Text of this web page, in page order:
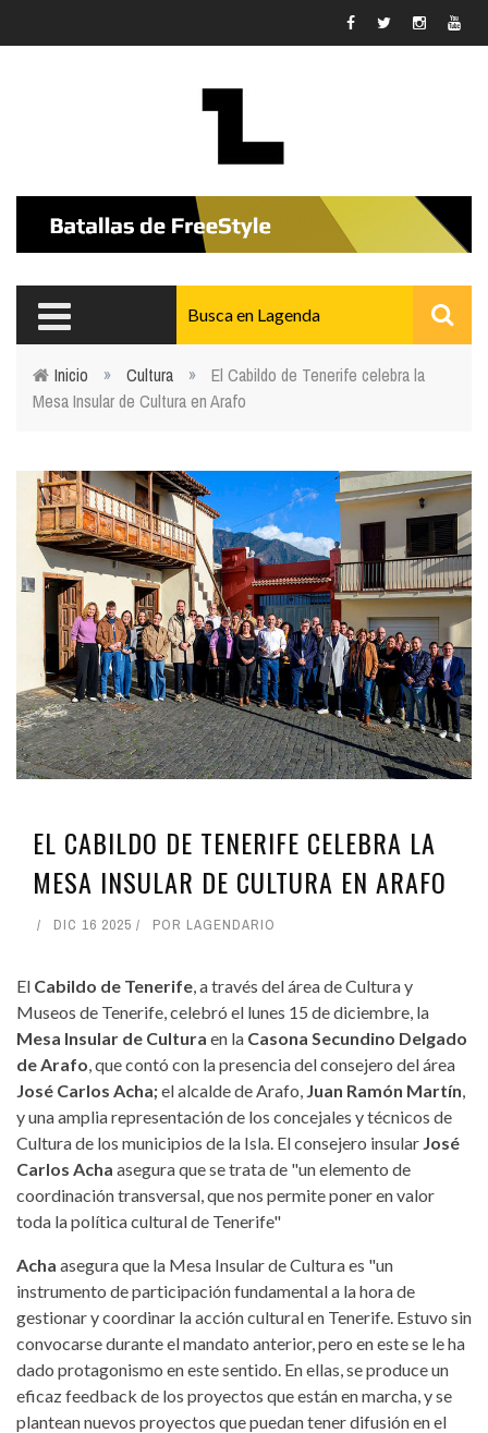
Usted está aquí
Inicio » Cultura »
El Cabildo de Tenerife celebra la
Mesa Insular de Cultura en Arafo
EL CABILDO DE TENERIFE CELEBRA LA
MESA INSULAR DE CULTURA EN ARAFO
DIC 16 2025 POR LAGENDARIO
El Cabildo de Tenerife, a través del área de Cultura y
Museos de Tenerife, celebró el lunes 15 de diciembre, la
Mesa Insular de Cultura en la Casona Secundino Delgado
de Arafo, que contó con la presencia del consejero del área
José Carlos Acha;el alcalde de Arafo, Juan Ramón Martín,
y una amplia representación de los concejales y técnicos de
Cultura de los municipios de la Isla. El consejero insular José
Carlos Acha asegura que se trata de "un elemento de
coordinación transversal, que nos permite poner en valor
toda la política cultural de Tenerife"
Acha asegura que la Mesa Insular de Cultura es "un
instrumento de participación fundamental a la hora de
gestionar y coordinar la acción cultural en Tenerife. Estuvo sin
convocarse durante el mandato anterior, pero en este se le ha
dado protagonismo en este sentido. En ellas, se produce un
eficaz feedback de los proyectos que están en marcha, y se
plantean nuevos proyectos que puedan tener difusión en el